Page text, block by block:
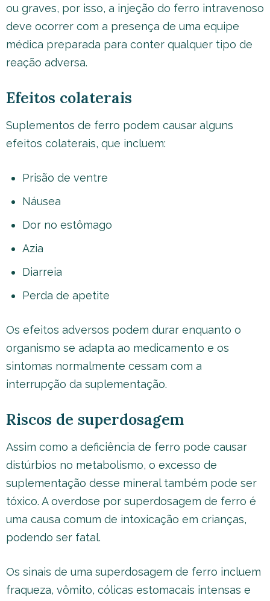
ou graves, por isso, a injeção do ferro intravenoso
deve ocorrer com a presença de uma equipe
médica preparada para conter qualquer tipo de
reação adversa.
Efeitos colaterais
Suplementos de ferro podem causar alguns
efeitos colaterais, que incluem:
Prisão de ventre
Náusea
Dor no estômago
Azia
Diarreia
Perda de apetite
Os efeitos adversos podem durar enquanto o
organismo se adapta ao medicamento e os
sintomas normalmente cessam com a
interrupção da suplementação.
Riscos de superdosagem
Assim como a deficiência de ferro pode causar
distúrbios no metabolismo, o excesso de
suplementação desse mineral também pode ser
tóxico. A overdose por superdosagem de ferro é
uma causa comum de intoxicação em crianças,
podendo ser fatal.
Os sinais de uma superdosagem de ferro incluem
fraqueza, vômito, cólicas estomacais intensas e